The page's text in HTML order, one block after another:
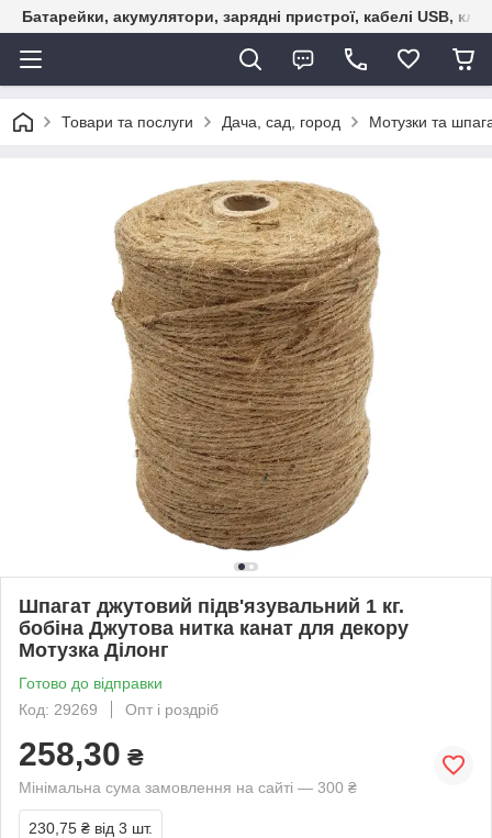
Батарейки, акумулятори, зарядні пристрої, кабелі USB,
Товари та послуги Дача, сад, город Мотузки та
Шпагат джутовий підв'язувальний 1 кг.
бобіна Джутова нитка канат для декору
Мотузка Ділонг
Готово до відправки
Код: 29269
Опт і роздріб
258,30 ₴
Мінімальна сума замовлення на сайті — 300 ₴
230,75 ₴ від 3 шт.